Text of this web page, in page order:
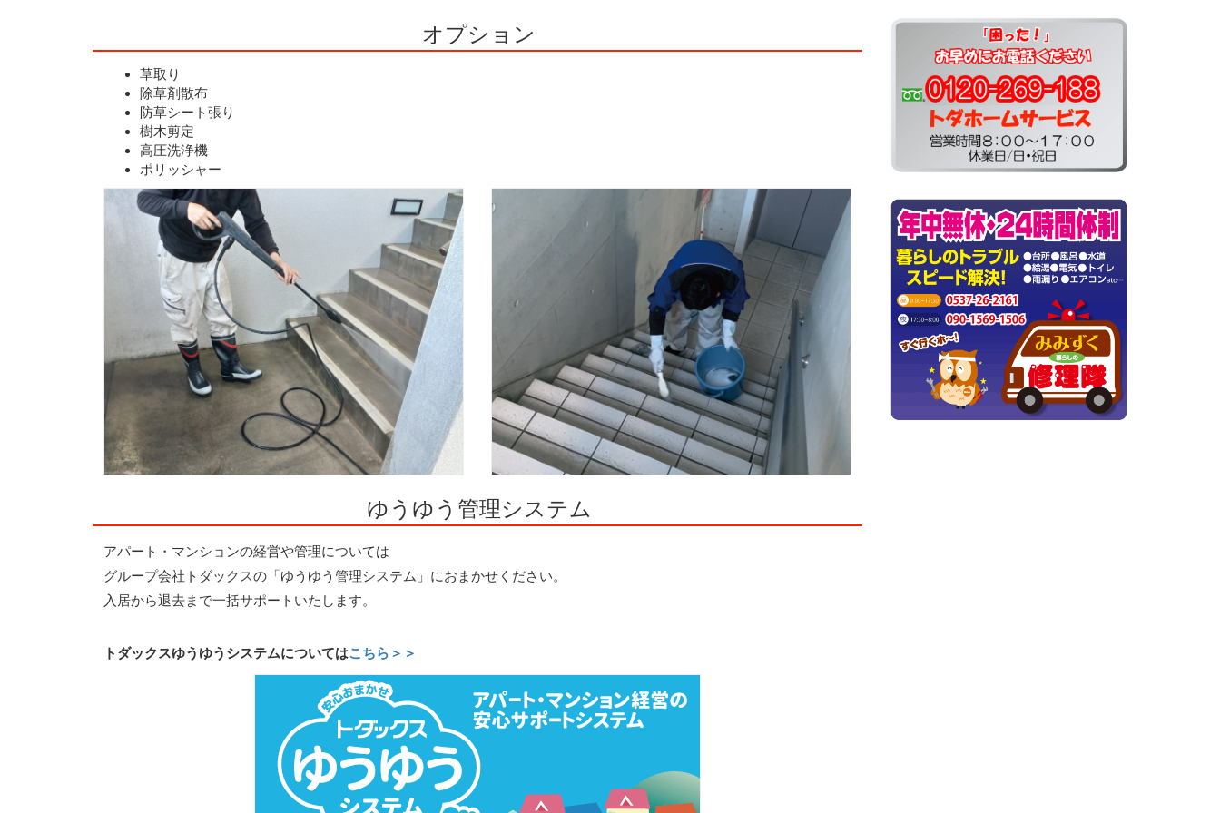
オプション
草取り
除草剤散布
防草シート張り
樹木剪定
高圧洗浄機
ポリッシャー
ゆうゆう管理システム
アパート・マンションの経営や管理については
グループ会社トダックスの「ゆうゆう管理システム」におまかせください。
入居から退去まで一括サポートいたします。
トダックスゆうゆうシステムについてはこちら＞＞